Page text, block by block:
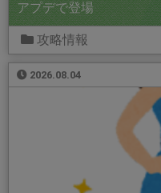
アプデで登場
攻略情報
2026.08.04